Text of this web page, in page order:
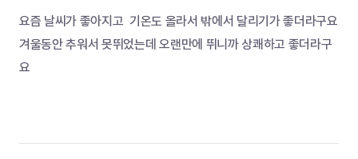
요즘 날씨가 좋아지고  기온도 올라서 밖에서 달리기가 좋더라구요
겨울동안 추워서 못뛰었는데 오랜만에 뛰니까 상쾌하고 좋더라구
요